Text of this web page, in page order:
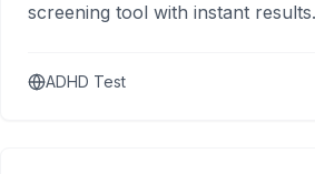
screening tool with instant results.
ADHD Test